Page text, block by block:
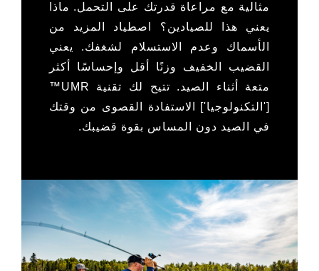
مثالية مع مراعاة قدرتك على التحمل. ماذا
يعني هذا للصيادين؟ اصطياد المزيد من
الأسماك وعدم الاستسلام لشغفك. يعني
القضيب الخفيف وزنًا أقل وإحساسًا أكثر
متعة أثناء الصيد. تتيح لك تقنية UMR™
['التكنولوجيا'] الاستفادة القصوى من وقتك
في الصيد دون المساس بقوة قضيبك.